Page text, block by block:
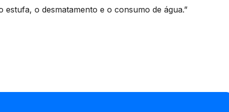
estufa, o desmatamento e o consumo de água.”